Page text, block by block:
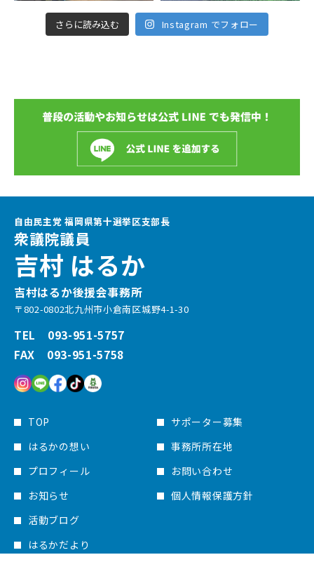
さらに読み込む Instagram でフォロー
自由民主党 福岡県第十選挙区支部長
衆議院議員
吉村 はるか
吉村はるか後援会事務所
〒802-0802北九州市小倉南区城野4-1-30
TEL 093-951-5757
FAX 093-951-5758
TOP
はるかの想い
プロフィール
お知らせ
活動ブログ
はるかだより
サポーター募集
事務所所在地
お問い合わせ
個人情報保護方針